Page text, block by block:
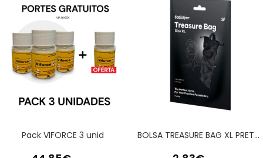
Pack VIFORCE 3 unid BOLSA TREASURE BAG XL PRETA SATISFYER